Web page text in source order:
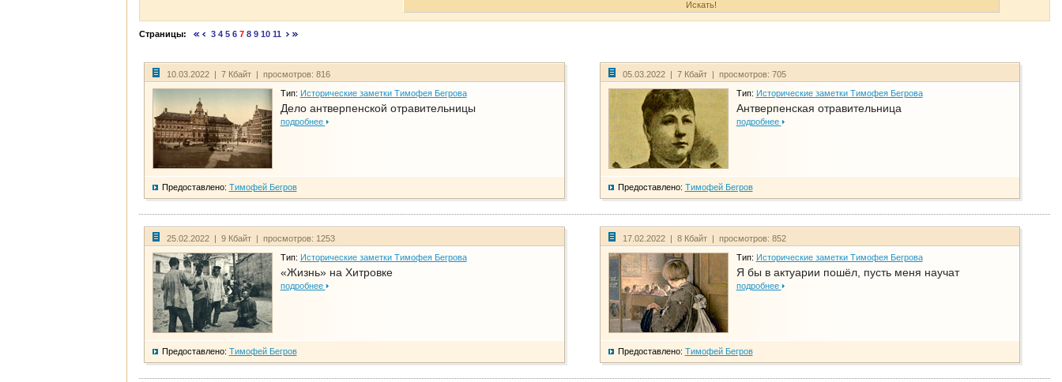
Страницы: 3 4 5 6 7 8 9 10 11
10.03.2022 | 7 Кбайт | просмотров: 816
Тип: Исторические заметки Тимофея Бегрова
Дело антверпенской отравительницы
подробнее
Предоставлено: Тимофей Бегров
05.03.2022 | 7 Кбайт | просмотров: 705
Тип: Исторические заметки Тимофея Бегрова
Антверпенская отравительница
подробнее
Предоставлено: Тимофей Бегров
25.02.2022 | 9 Кбайт | просмотров: 1253
Тип: Исторические заметки Тимофея Бегрова
«Жизнь» на Хитровке
подробнее
Предоставлено: Тимофей Бегров
17.02.2022 | 8 Кбайт | просмотров: 852
Тип: Исторические заметки Тимофея Бегрова
Я бы в актуарии пошёл, пусть меня научат
подробнее
Предоставлено: Тимофей Бегров